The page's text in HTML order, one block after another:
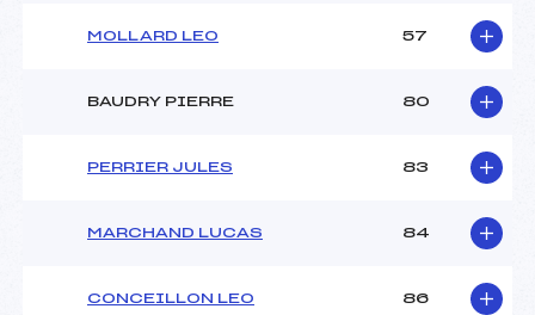
MOLLARD LEO 57
BAUDRY PIERRE 80
PERRIER JULES 83
MARCHAND LUCAS 84
CONCEILLON LEO 86